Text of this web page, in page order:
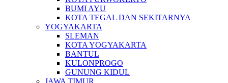
BUMI AYU
KOTA TEGAL DAN SEKITARNYA
YOGYAKARTA
SLEMAN
KOTA YOGYAKARTA
BANTUL
KULONPROGO
GUNUNG KIDUL
JAWA TIMUR